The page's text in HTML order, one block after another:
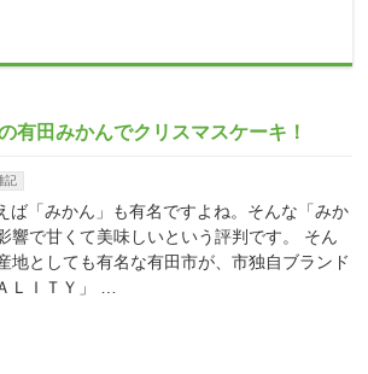
有田みかんでクリスマスケーキ！
記
ば「みかん」も有名ですよね。そんな「みか
響で甘くて美味しいという評判です。 そん
地としても有名な有田市が、市独自ブランド
ＬＩＴＹ」 …